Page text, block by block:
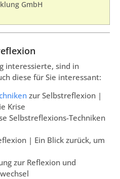
GmbH
interessierte, sind in
diese für Sie interessant:
zur Selbstreflexion |
Krise
Selbstreflexions-Techniken
| Ein Blick zurück, um
zur Reflexion und